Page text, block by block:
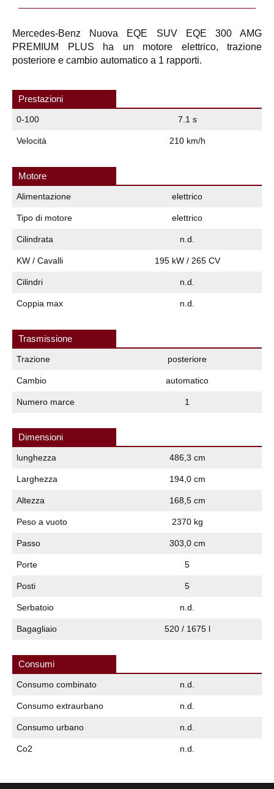
Mercedes-Benz Nuova EQE SUV EQE 300 AMG
PREMIUM PLUS ha un motore elettrico, trazione
posteriore e cambio automatico a 1 rapporti.
Prestazioni
0-100 7.1 s
Velocità 210 km/h
Motore
Alimentazione elettrico
Tipo di motore elettrico
Cilindrata n.d.
KW / Cavalli 195 kW / 265 CV
Cilindri n.d.
Coppia max n.d.
Trasmissione
Trazione posteriore
Cambio automatico
Numero marce 1
Dimensioni
lunghezza 486,3 cm
Larghezza 194,0 cm
Altezza 168,5 cm
Peso a vuoto 2370 kg
Passo 303,0 cm
Porte 5
Posti 5
Serbatoio n.d.
Bagagliaio 520 / 1675 l
Consumi
Consumo combinato n.d.
Consumo extraurbano n.d.
Consumo urbano n.d.
Co2 n.d.